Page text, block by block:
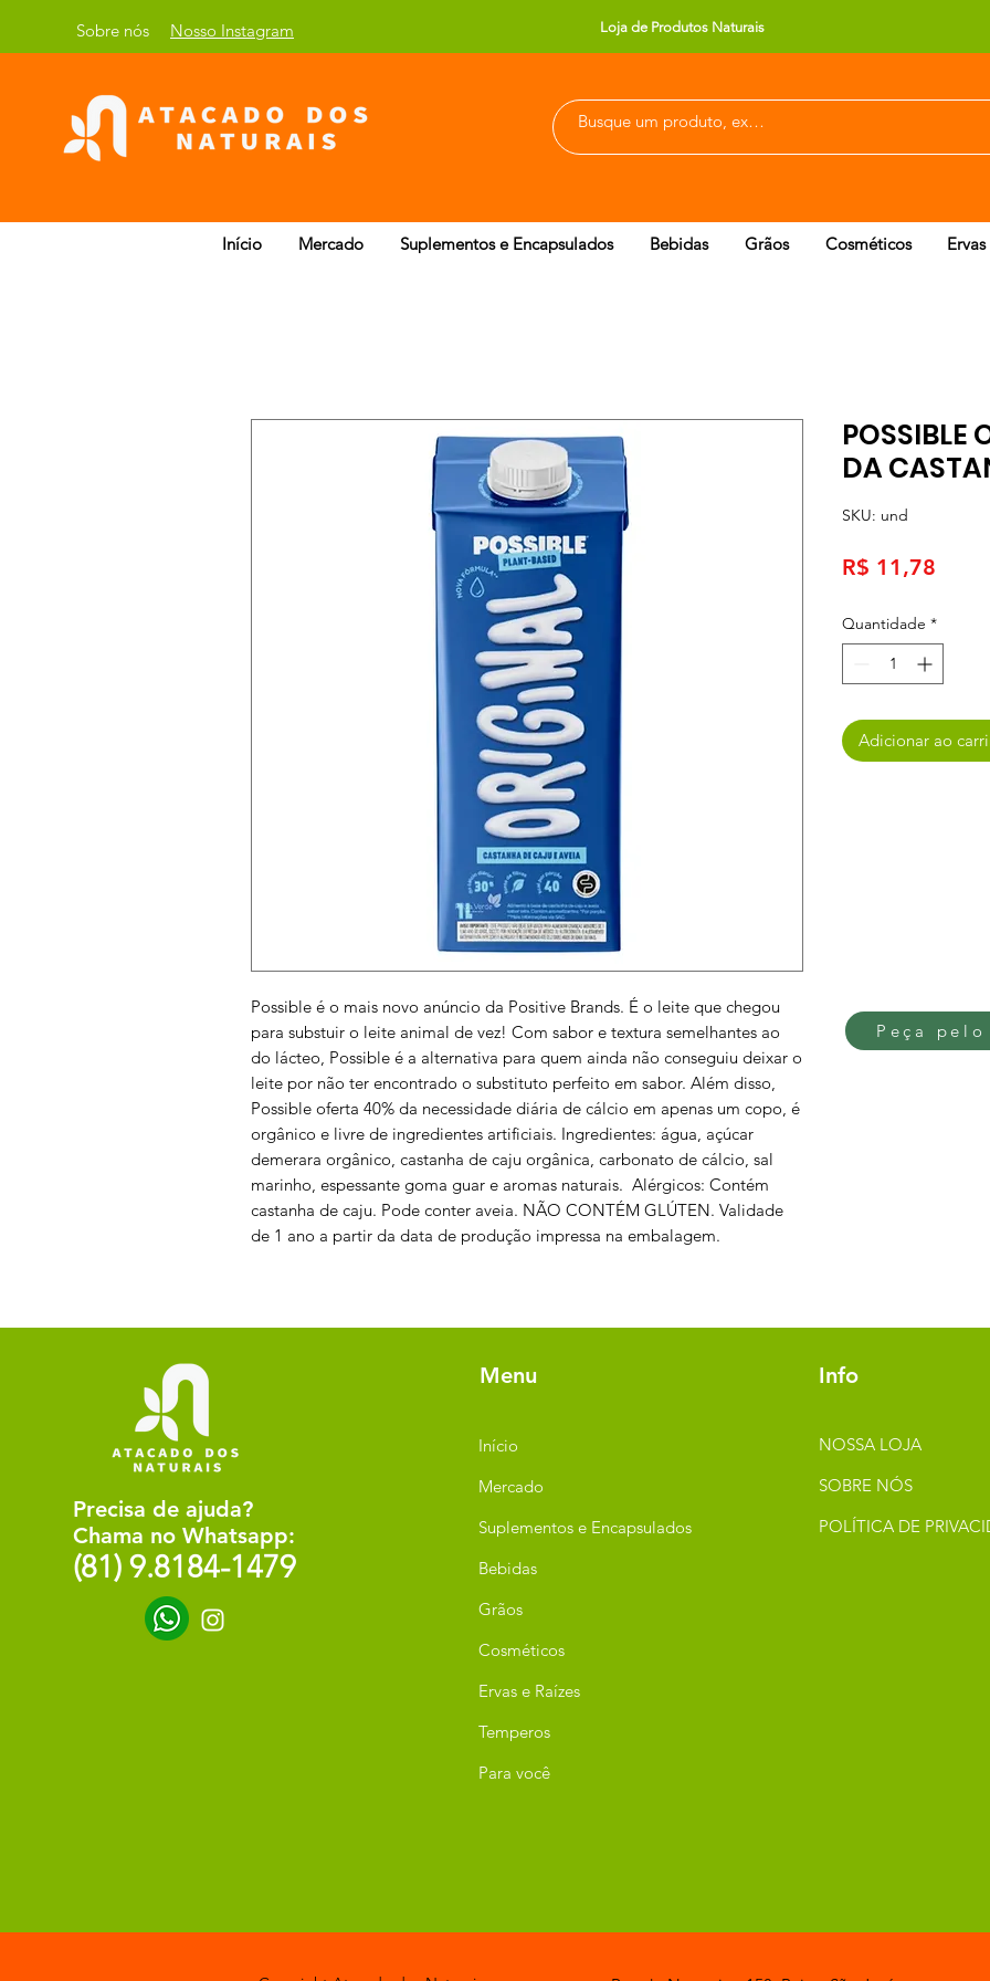
Sobre nós Nosso Instagram Loja de Produtos Naturais
Início Mercado Suplementos e Encapsulados Bebidas Grãos Cosméticos
Possible é o mais novo anúncio da Positive Brands. É o leite que chegou
para substuir o leite animal de vez! Com sabor e textura semelhantes ao
do lácteo, Possible é a alternativa para quem ainda não conseguiu deixar o
leite por não ter encontrado o substituto perfeito em sabor. Além disso,
Possible oferta 40% da necessidade diária de cálcio em apenas um copo, é
orgânico e livre de ingredientes artificiais. Ingredientes: água, açúcar
demerara orgânico, castanha de caju orgânica, carbonato de cálcio, sal
marinho, espessante goma guar e aromas naturais. Alérgicos: Contém
castanha de caju. Pode conter aveia. NÃO CONTÉM GLÚTEN. Validade
de 1 ano a partir da data de produção impressa na embalagem.
POSSIBLE
DA
SKU: und
R$ 11,78
Quantidade *
Adicionar ao
Peça pelo
Precisa de ajuda?
Chama no Whatsapp:
(81) 9.8184-1479
Menu
Início
Mercado
Suplementos e Encapsulados
Bebidas
Grãos
Cosméticos
Ervas e Raízes
Temperos
Para você
Info
NOSSA LOJA
SOBRE NÓS
POLÍTICA DE